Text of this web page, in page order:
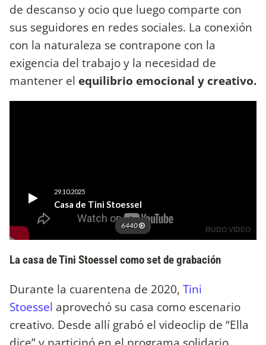
de descanso y ocio que luego comparte con
sus seguidores en redes sociales. La conexión
con la naturaleza se contrapone con la
exigencia del trabajo y la necesidad de
mantener el equilibrio emocional y creativo.
La casa de Tini Stoessel como set de grabación
Durante la cuarentena de 2020, Tini
Stoessel aprovechó su casa como escenario
creativo. Desde allí grabó el videoclip de “Ella